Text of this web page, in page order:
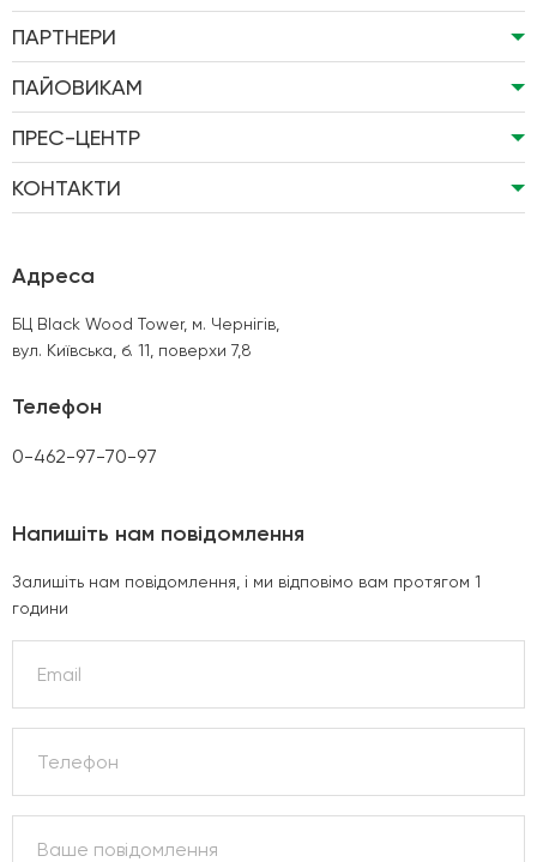
ПАРТНЕРИ
ПАЙОВИКАМ
ПРЕС-ЦЕНТР
КОНТАКТИ
Адреса
БЦ Black Wood Tower, м. Чернігів,
вул. Київська, б. 11, поверхи 7,8
Телефон
0-462-97-70-97
Напишіть нам повідомлення
Залишіть нам повідомлення, і ми відповімо вам протягом 1
години